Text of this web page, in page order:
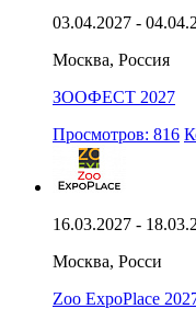
03.04.2027 -
Москва, Россия
ЗООФЕСТ 2027
Просмотров: 816
16.03.2027 -
Москва, Росси
Zoo ExpoPlace